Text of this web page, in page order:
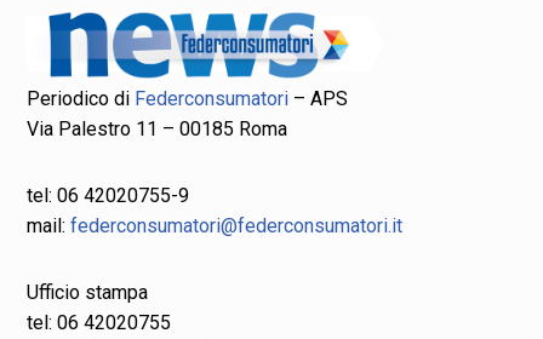
Periodico di Federconsumatori – APS
Via Palestro 11 – 00185 Roma
tel: 06 42020755-9
mail:federconsumatori@federconsumatori.it
Ufficio stampa
tel: 06 42020755